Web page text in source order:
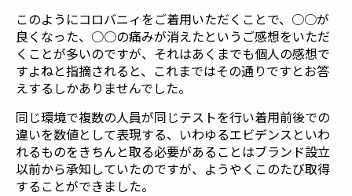
このようにコロバニィをご着用いただくことで、○○が
良くなった、○○の痛みが消えたというご感想をいただ
くことが多いのですが、それはあくまでも個人の感想で
すよねと指摘されると、これまではその通りですとお答
えするしかありませんでした。
同じ環境で複数の人員が同じテストを行い着用前後での
違いを数値として表現する、いわゆるエビデンスといわ
れるものをきちんと取る必要があることはブランド設立
以前から承知していたのですが、ようやくこのたび取得
することができました。